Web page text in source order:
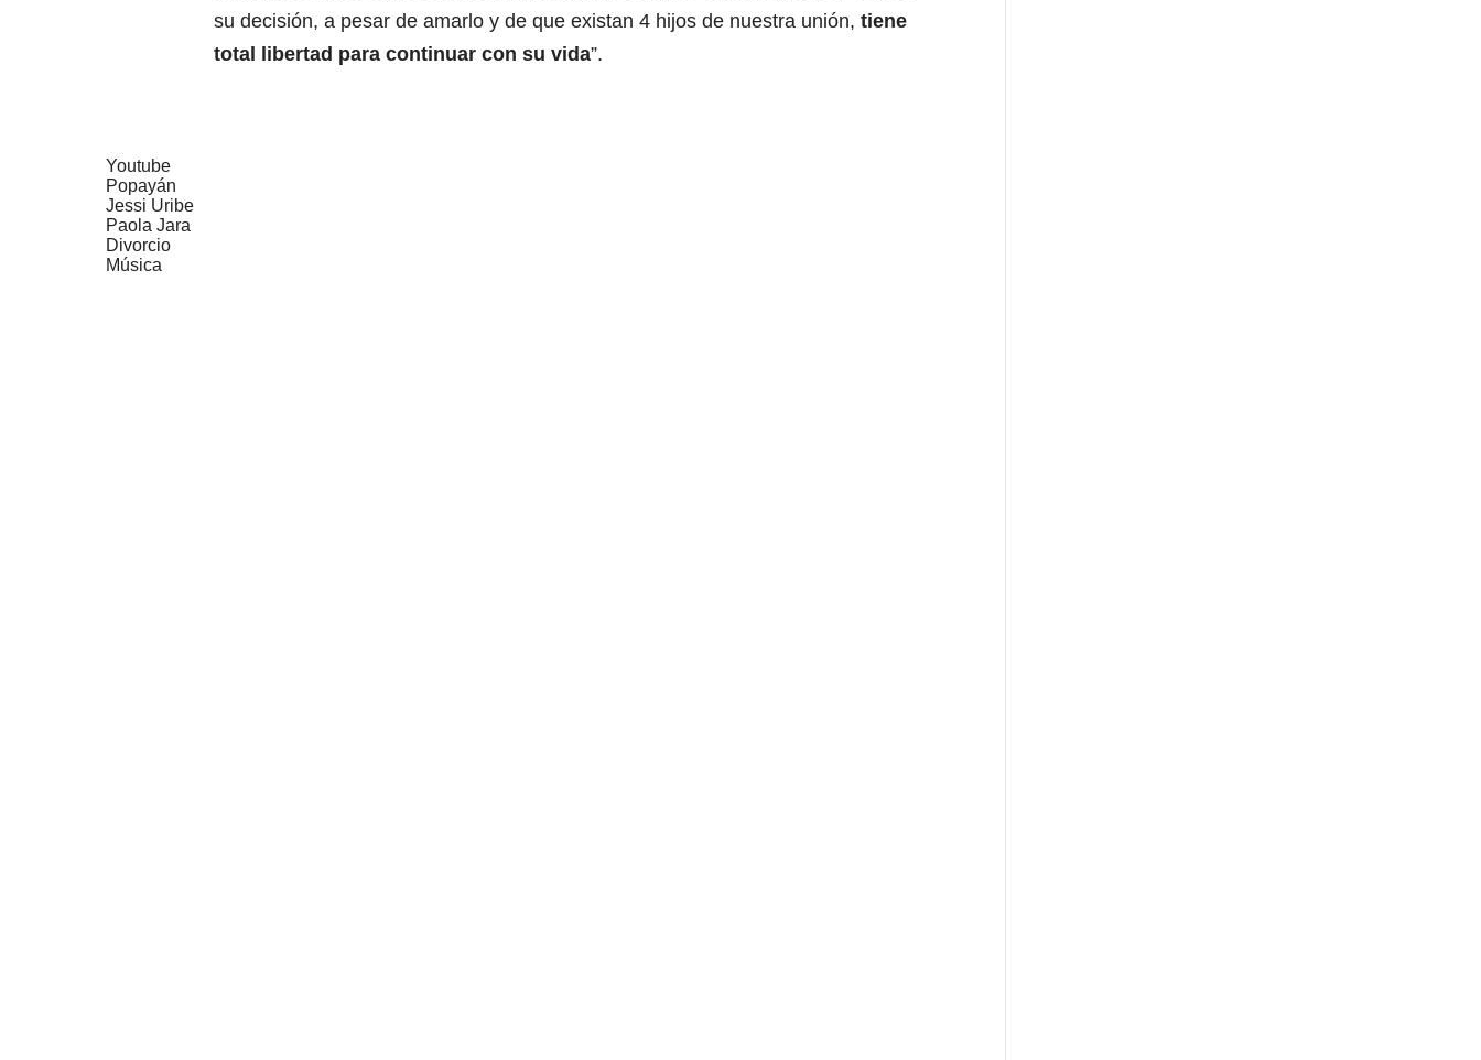
su decisión, a pesar de amarlo y de que existan 4 hijos de nuestra unión, tiene
total libertad para continuar con su vida”.
Youtube
Popayán
Jessi Uribe
Paola Jara
Divorcio
Música